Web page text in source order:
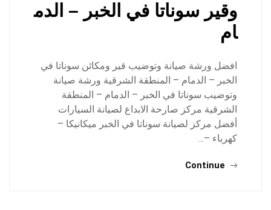
وقير سوناتا في الخبر – الدم
ام
افضل ورشة صيانة وتوضيب قير ومكائن سوناتا في
الخبر – الدمام – المنطقة الشرقية ورشة صيانة
وتوضيب سوناتا في الخبر – الدمام – المنطقة
الشرقية مركز صارحة الابداع لصيانة السيارات
أفضل مركز لصيانة سوناتا في الخبر ميكانيكا –
كهرباء –…
Continue